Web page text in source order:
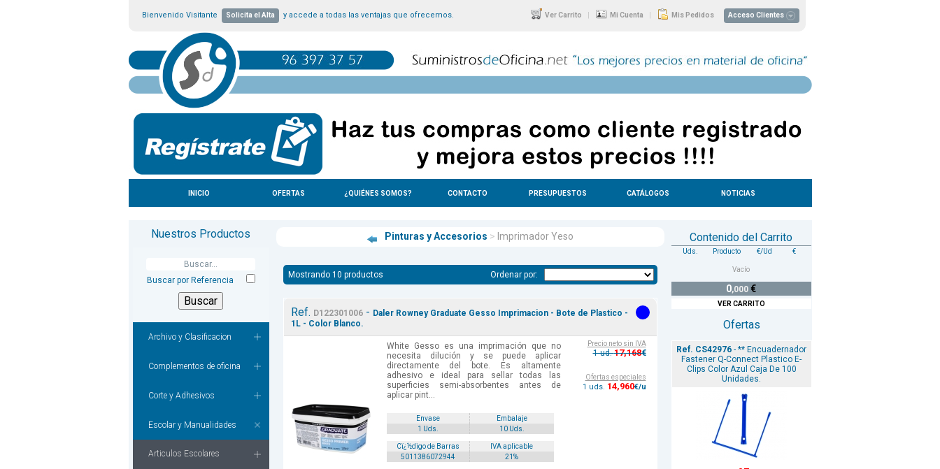
Bienvenido Visitante Solicita el Alta y accede a todas las ventajas que ofrecemos. Ver Carrito | Mi Cuenta | Mis Pedidos Acceso Clientes
INICIO OFERTAS ¿QUIÉNES SOMOS? CONTACTO PRESUPUESTOS CATÁLOGOS NOTICIAS
Nuestros Productos
Buscar por Referencia
Archivo y Clasificacion
Complementos de oficina
Corte y Adhesivos
Escolar y Manualidades
Articulos Escolares
Pinturas y Accesorios > Imprimador Yeso
Mostrando 10 productos Ordenar por:
Ref. D122301006- Daler Rowney Graduate Gesso Imprimacion - Bote de Plastico -
1L - Color Blanco.
White Gesso es una imprimación que no
necesita dilución y se puede aplicar
directamente del bote. Es altamente
adhesivo e ideal para sellar todas las
superficies semi-absorbentes antes de
aplicar pint...
Envase
Embalaje
1 Uds.
10 Uds.
Cï¿½digo de Barras
IVA aplicable
5011386072944
21%
Precio neto sin IVA
1 ud.17,168€
Ofertas especiales
1 uds. 14,960€/u
Contenido del Carrito
Uds. Producto €/Ud €
Vacío
0,000 €
VER CARRITO
Ofertas
Ref. CS42976 - ** Encuadernador
Fastener Q-Connect Plastico E-
Clips Color Azul Caja De 100
Unidades.